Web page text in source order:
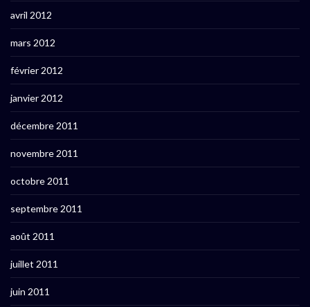
avril 2012
mars 2012
février 2012
janvier 2012
décembre 2011
novembre 2011
octobre 2011
septembre 2011
août 2011
juillet 2011
juin 2011